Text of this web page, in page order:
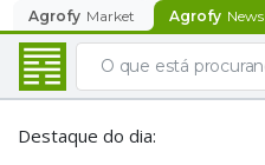
Agrofy Market Agrofy News
Destaque do dia: